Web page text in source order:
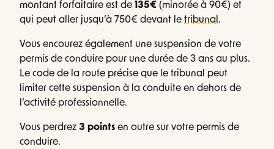
montant forfaitaire est de 135€ (minorée à 90€) et
qui peut aller jusqu’à 750€ devant le tribunal .
Vous encourez également une suspension de votre
permis de conduire pour une durée de 3 ans au plus.
Le code de la route précise que le tribunal peut
limiter cette suspension à la conduite en dehors de
l’activité professionnelle.
Vous perdrez 3 points en outre sur votre permis de
conduire.